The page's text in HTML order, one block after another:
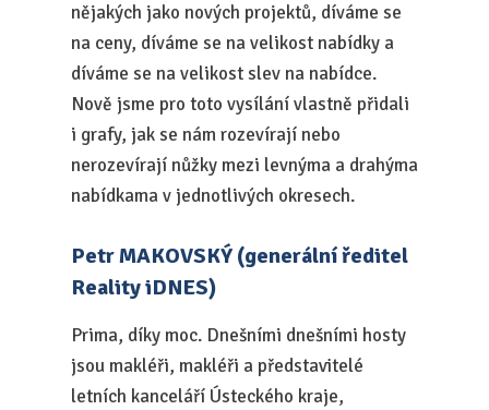
nějakých jako nových projektů, díváme se
na ceny, díváme se na velikost nabídky a
díváme se na velikost slev na nabídce.
Nově jsme pro toto vysílání vlastně přidali
i grafy, jak se nám rozevírají nebo
nerozevírají nůžky mezi levnýma a drahýma
nabídkama v jednotlivých okresech.
Petr MAKOVSKÝ (generální ředitel
Reality iDNES)
Prima, díky moc. Dnešními dnešními hosty
jsou makléři, makléři a představitelé
letních kanceláří Ústeckého kraje,